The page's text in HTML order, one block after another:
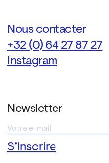
Nous contacter
+32 (0) 64 27 87 27
Instagram
Newsletter